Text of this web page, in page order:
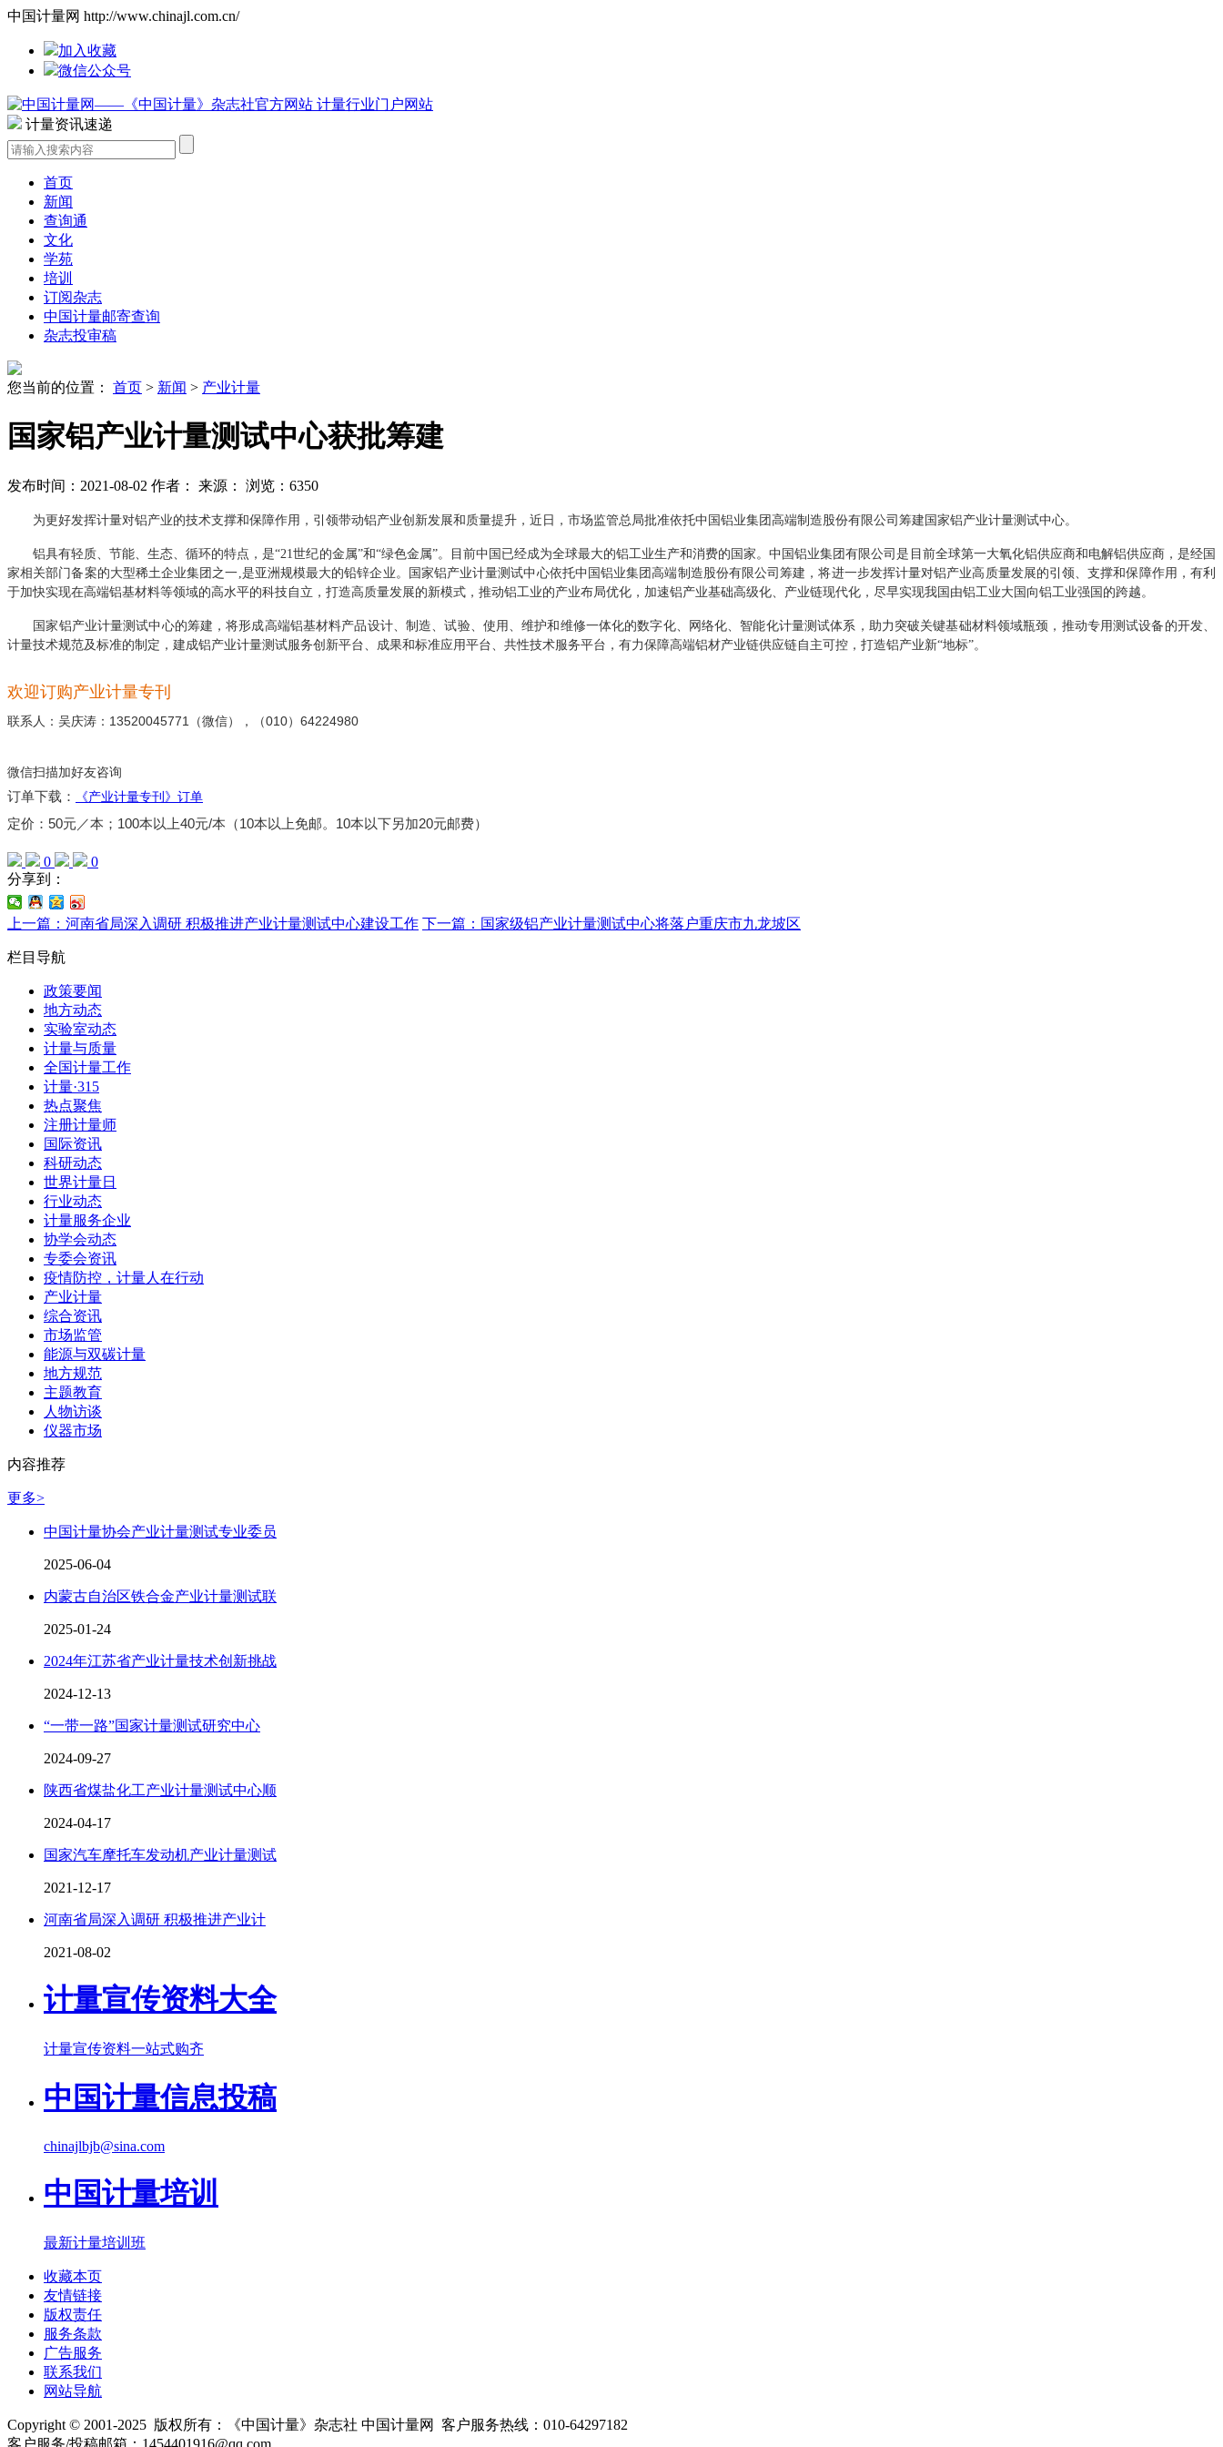
中国计量网 http://www.chinajl.com.cn/
加入收藏
微信公众号
计量资讯速递
首页
新闻
查询通
文化
学苑
培训
订阅杂志
中国计量邮寄查询
杂志投审稿
您当前的位置： 首页 > 新闻 > 产业计量
国家铝产业计量测试中心获批筹建
发布时间：2021-08-02 作者： 来源： 浏览：6350
为更好发挥计量对铝产业的技术支撑和保障作用，引领带动铝产业创新发展和质量提升，近日，市场监管总局批准依托中国铝业集团高端制造股份有限公司筹建国家铝产业计量测试中心。
铝具有轻质、节能、生态、循环的特点，是“21世纪的金属”和“绿色金属”。目前中国已经成为全球最大的铝工业生产和消费的国家。中国铝业集团有限公司是目前全球第一大氧化铝供应商和电解铝供应商，是经国
家相关部门备案的大型稀土企业集团之一,是亚洲规模最大的铅锌企业。国家铝产业计量测试中心依托中国铝业集团高端制造股份有限公司筹建，将进一步发挥计量对铝产业高质量发展的引领、支撑和保障作用，有利
于加快实现在高端铝基材料等领域的高水平的科技自立，打造高质量发展的新模式，推动铝工业的产业布局优化，加速铝产业基础高级化、产业链现代化，尽早实现我国由铝工业大国向铝工业强国的跨越。
国家铝产业计量测试中心的筹建，将形成高端铝基材料产品设计、制造、试验、使用、维护和维修一体化的数字化、网络化、智能化计量测试体系，助力突破关键基础材料领域瓶颈，推动专用测试设备的开发、
计量技术规范及标准的制定，建成铝产业计量测试服务创新平台、成果和标准应用平台、共性技术服务平台，有力保障高端铝材产业链供应链自主可控，打造铝产业新“地标”。
欢迎订购产业计量专刊
联系人：吴庆涛：13520045771（微信），（010）64224980
微信扫描加好友咨询
订单下载： 《产业计量专刊》订单
定价：50元／本；100本以上40元/本（10本以上免邮。10本以下另加20元邮费）
0
0
分享到：
上一篇：河南省局深入调研 积极推进产业计量测试中心建设工作 下一篇：国家级铝产业计量测试中心将落户重庆市九龙坡区
栏目导航
政策要闻
地方动态
实验室动态
计量与质量
全国计量工作
计量·315
热点聚焦
注册计量师
国际资讯
科研动态
世界计量日
行业动态
计量服务企业
协学会动态
专委会资讯
疫情防控，计量人在行动
产业计量
综合资讯
市场监管
能源与双碳计量
地方规范
主题教育
人物访谈
仪器市场
内容推荐
更多>
中国计量协会产业计量测试专业委员
2025-06-04
内蒙古自治区铁合金产业计量测试联
2025-01-24
2024年江苏省产业计量技术创新挑战
2024-12-13
“一带一路”国家计量测试研究中心
2024-09-27
陕西省煤盐化工产业计量测试中心顺
2024-04-17
国家汽车摩托车发动机产业计量测试
2021-12-17
河南省局深入调研 积极推进产业计
2021-08-02
计量宣传资料大全
计量宣传资料一站式购齐
中国计量信息投稿
chinajlbjb@sina.com
中国计量培训
最新计量培训班
收藏本页
友情链接
版权责任
服务条款
广告服务
联系我们
网站导航
Copyright © 2001-2025 版权所有：《中国计量》杂志社 中国计量网 客户服务热线：010-64297182
客户服务/投稿邮箱：1454401916@qq.com